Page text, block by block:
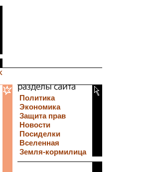
Политика
Экономика
Защита прав
Новости
Посиделки
Вселенная
Земля-кормилица